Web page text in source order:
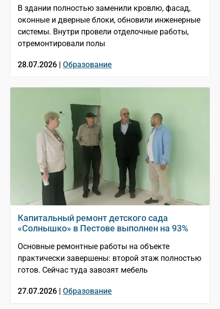
В здании полностью заменили кровлю, фасад,
оконные и дверные блоки, обновили инженерные
системы. Внутри провели отделочные работы,
отремонтировали полы
28.07.2026 | Образование
Капитальный ремонт детского сада
«Солнышко» в Пестове выполнен на 93%
Основные ремонтные работы на объекте
практически завершены: второй этаж полностью
готов. Сейчас туда завозят мебель
27.07.2026 | Образование